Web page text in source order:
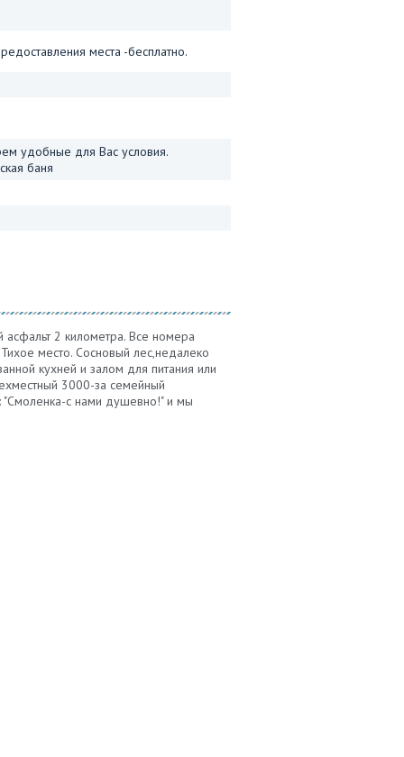
места -бесплатно.
удобные для Вас условия.
баня
2 километра. Все номера
место. Сосновый лес,недалеко
кухней и залом для питания или
3000-за семейный
"Смоленка-с нами душевно!" и мы